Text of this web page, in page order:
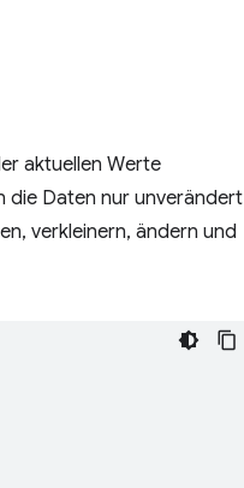
aktuellen Werte
die Daten nur unverändert
verkleinern, ändern und